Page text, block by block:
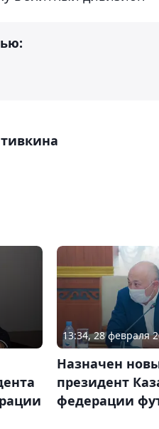
13:34, 28 февраля
Назначен
президент
федерации